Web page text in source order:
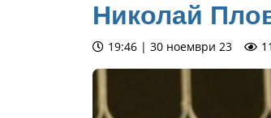
Николай
19:46 | 30 ноември 23